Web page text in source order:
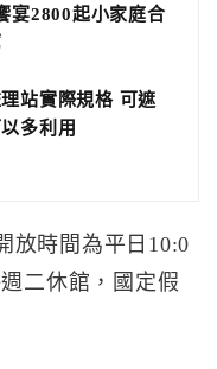
宴2800起小家庭合
站實際規格 可遮
多利用
放時間為平日10:0
二休館，國定假